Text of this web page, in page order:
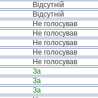
Відсутній
Відсутній
Не голосував
Не голосував
Не голосував
Не голосував
Не голосував
За
За
За